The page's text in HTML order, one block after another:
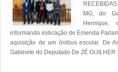
MG, do
Henrique,
informando indicação de Emenda
aquisição de um ônibus escolar. De
Gabinete do Deputado De ZÉ GUILHER